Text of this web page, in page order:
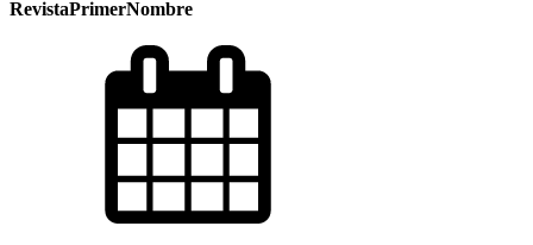
RevistaPrimerNombre